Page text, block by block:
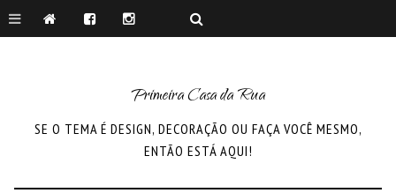
Primeira Casa da Rua
SE O TEMA É DESIGN, DECORAÇÃO OU FAÇA VOCÊ MESMO,
ENTÃO ESTÁ AQUI!